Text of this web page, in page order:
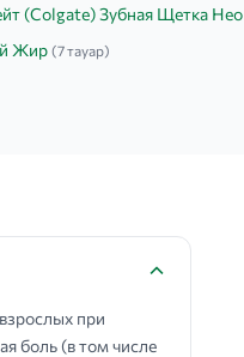
(Colgate) Зубная Щетка Нео
Жир (7 тауар)
при
боль (в том числе